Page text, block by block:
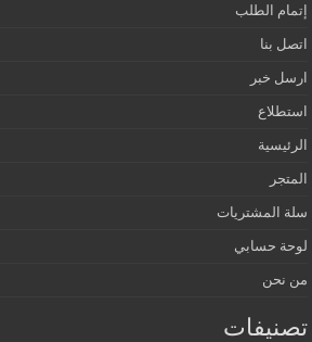
إتمام الطلب
اتصل بنا
ارسل خبر
استطلاع
الرئيسية
المتجر
سلة المشتريات
لوحة حسابي
من نحن
تصنيفات